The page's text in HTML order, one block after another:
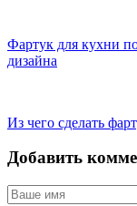
Фартук для кухни
дизайна
Из чего сделать
Добавить